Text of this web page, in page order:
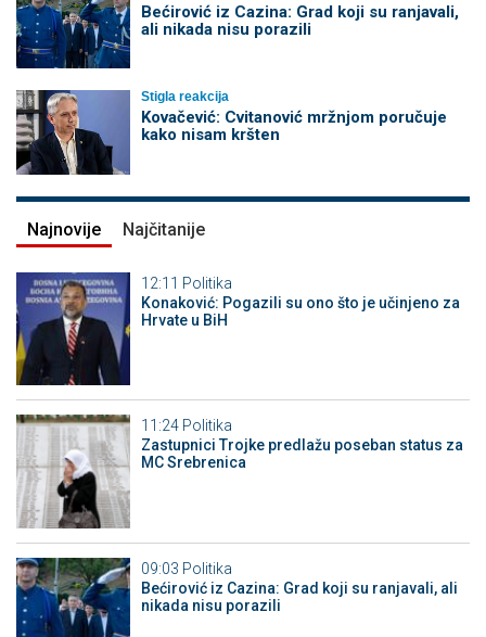
Bećirović iz Cazina: Grad koji su ranjavali,
ali nikada nisu porazili
Stigla reakcija
Kovačević: Cvitanović mržnjom poručuje
kako nisam kršten
Najnovije Najčitanije
12:11 Politika
Konaković: Pogazili su ono što je učinjeno za
Hrvate u BiH
11:24 Politika
Zastupnici Trojke predlažu poseban status za
MC Srebrenica
09:03 Politika
Bećirović iz Cazina: Grad koji su ranjavali, ali
nikada nisu porazili